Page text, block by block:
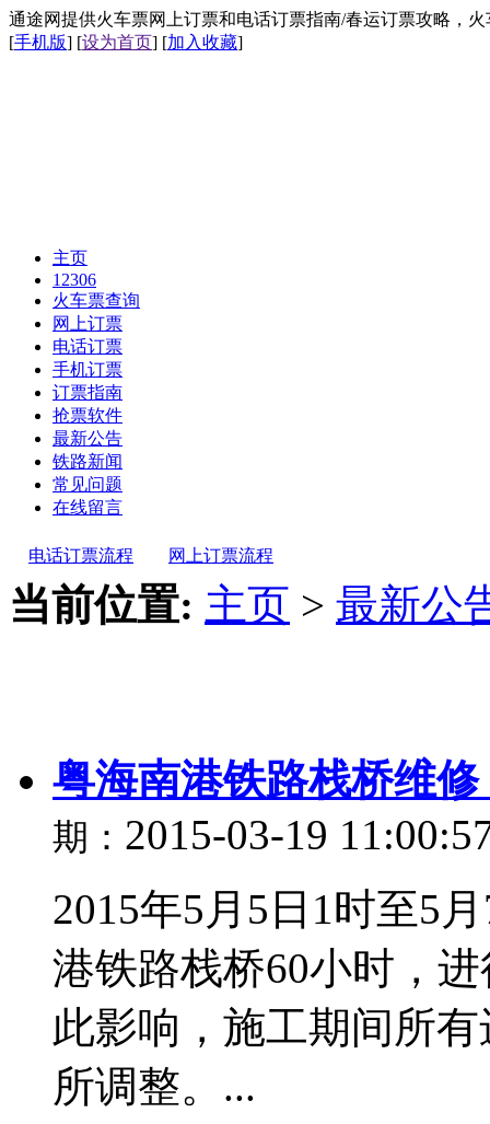
通途网提供火车票网上订票和电话订票指南/春运订票攻略，
[手机版] [设为首页] [加入收藏]
主页
12306
火车票查询
网上订票
电话订票
手机订票
订票指南
抢票软件
最新公告
铁路新闻
常见问题
在线留言
电话订票流程 网上订票流程
当前位置: 主页 > 最新公
粤海南港铁路栈桥维
期： 2015-03-19
2015年5月5日1时至5
港铁路栈桥60小时，
此影响，施工期间所
所调整。...